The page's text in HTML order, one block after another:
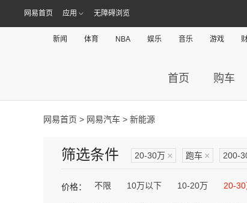
网易首页 应用 无障碍浏览
新闻 体育 NBA 娱乐 音乐 游戏
首页 购车
网易首页 > 网易汽车 > 新能源
筛选条件 20-30万 × 跑车 × 200-
价格： 不限 10万以下 10-20万 20-